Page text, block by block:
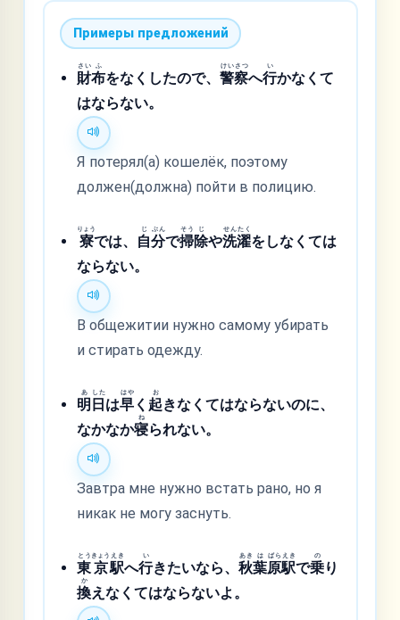
Примеры предложений
財
さい
布
ふ
をなくしたので、警
けい
察
さつ
へ行
い
かなくて
はならない。
Я потерял(а) кошелёк, поэтому
должен(должна) пойти в полицию.
寮
りょう
では、 自
じ
分
ぶん
で掃
そう
除
じ
や洗
せん
濯
たく
をしなくては
ならない。
В общежитии нужно самому убирать
и стирать одежду.
明
あ
日
した
は早
はや
く 起
お
きなくてはならないのに、
なかなか寝
ね
られない。
Завтра мне нужно встать рано, но я
никак не могу заснуть.
東
とう
京
きょう
駅
えき
へ行
い
きたいなら、秋
あき
葉
は
原
ばら
駅
えき
で乗
の
り
換
か
えなくてはならないよ。